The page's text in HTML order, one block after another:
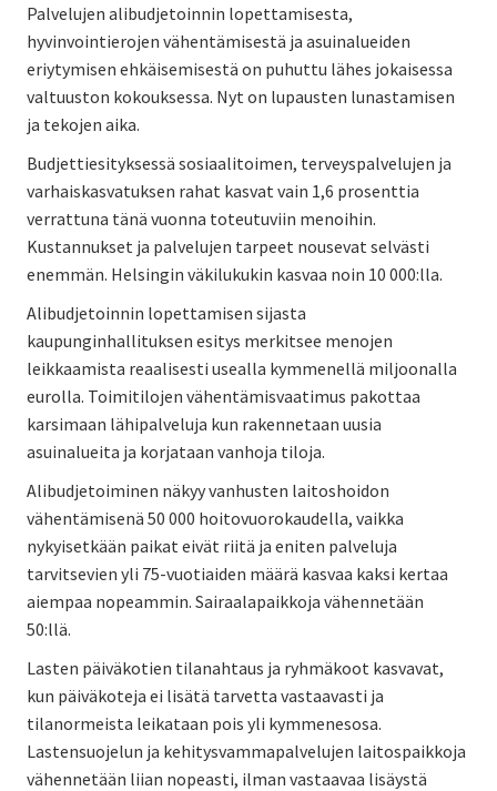
Palvelujen alibudjetoinnin lopettamisesta,
hyvinvointierojen vähentämisestä ja asuinalueiden
eriytymisen ehkäisemisestä on puhuttu lähes jokaisessa
valtuuston kokouksessa. Nyt on lupausten lunastamisen
ja tekojen aika.
Budjettiesityksessä sosiaalitoimen, terveyspalvelujen ja
varhaiskasvatuksen rahat kasvat vain 1,6 prosenttia
verrattuna tänä vuonna toteutuviin menoihin.
Kustannukset ja palvelujen tarpeet nousevat selvästi
enemmän. Helsingin väkilukukin kasvaa noin 10 000:lla.
Alibudjetoinnin lopettamisen sijasta
kaupunginhallituksen esitys merkitsee menojen
leikkaamista reaalisesti usealla kymmenellä miljoonalla
eurolla. Toimitilojen vähentämisvaatimus pakottaa
karsimaan lähipalveluja kun rakennetaan uusia
asuinalueita ja korjataan vanhoja tiloja.
Alibudjetoiminen näkyy vanhusten laitoshoidon
vähentämisenä 50 000 hoitovuorokaudella, vaikka
nykyisetkään paikat eivät riitä ja eniten palveluja
tarvitsevien yli 75-vuotiaiden määrä kasvaa kaksi kertaa
aiempaa nopeammin. Sairaalapaikkoja vähennetään
50:llä.
Lasten päiväkotien tilanahtaus ja ryhmäkoot kasvavat,
kun päiväkoteja ei lisätä tarvetta vastaavasti ja
tilanormeista leikataan pois yli kymmenesosa.
Lastensuojelun ja kehitysvammapalvelujen laitospaikkoja
vähennetään liian nopeasti, ilman vastaavaa lisäystä